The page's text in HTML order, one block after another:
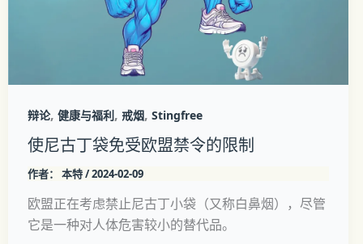
辩论, 健康与福利, 戒烟, Stingfree
使尼古丁袋免受欧盟禁令的限制
作者： 本特/2024-02-09
欧盟正在考虑禁止尼古丁小袋（又称白鼻烟），尽管
它是一种对人体危害较小的替代品。